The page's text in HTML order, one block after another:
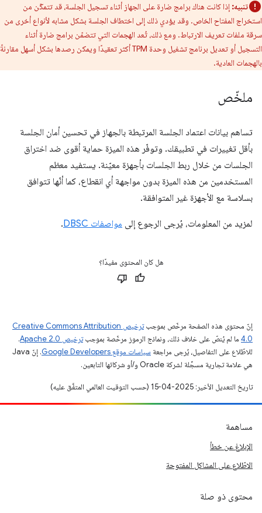
تنبيه: إذا كانت هناك برامج ضارة على الجهاز أثناء تسجيل الجلسة، قد تتمكّن من
استخراج المفتاح الخاص. وقد يؤدي ذلك إلى اختطاف الجلسة بشكل مشابه لأنواع أخرى من
سرقة ملفات تعريف الارتباط. ومع ذلك، تُعد الهجمات التي تتضمّن برامج ضارة أثناء
التسجيل أو تعديل برنامج تشغيل وحدة TPM أكثر تعقيدًا ويمكن رصدها بشكل أسهل مقارنةً
بالهجمات العادية.
ملخّص
تساهم بيانات اعتماد الجلسة المرتبطة بالجهاز في تحسين أمان الجلسة
بأقل تغييرات في تطبيقك. وتوفّر هذه الميزة حماية أقوى ضد اختراق
الجلسات من خلال ربط الجلسات بأجهزة معيّنة. يستفيد معظم
المستخدمين من هذه الميزة بدون مواجهة أي انقطاع، كما أنّها تتوافق
بسلاسة مع الأجهزة غير المتوافقة.
لمزيد من المعلومات، يُرجى الرجوع إلى مواصفات DBSC .
هل كان المحتوى مفيدًا؟
إنّ محتوى هذه الصفحة مرخّص بموجب
ترخيص Creative Commons Attribution
4.0‏ ما لم يُنصّ على خلاف ذلك، ونماذج الرموز مرخّصة بموجبترخيص Apache 2.0‏
.
للاطّلاع على التفاصيل، يُرجى مراجعة سياسات موقع Google Developers‏
. إنّ Java
هي علامة تجارية مسجَّلة لشركة Oracle و/أو شركائها التابعين.
تاريخ التعديل الأخير: 2025-04-15 (حسب التوقيت العالمي المتفَّق عليه)
مساهمة
الإبلاغ عن خطأ
الاطّلاع على المشاكل المفتوحة
محتوى ذو صلة